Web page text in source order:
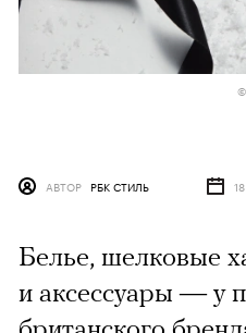
АВТОР РБК СТИЛЬ
Белье, шелковые
и аксессуары — у